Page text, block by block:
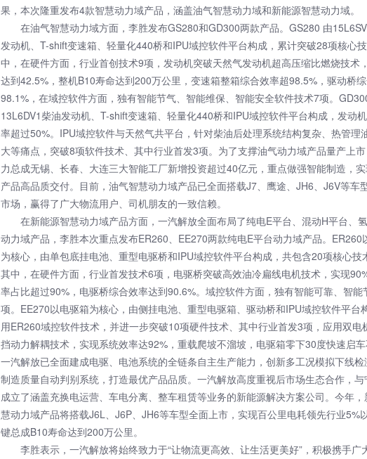
果，本次隆重发布4款智慧动力域产品，涵盖油气智慧动力域和新能源智慧动力域。
在油气智慧动力域方面，李胜发布GS280和GD300两款产品。GS280 由
发动机、T-shift变速箱、轻量化440桥和IPU域控软件平台构成，累计突破28项核心
中，在硬件方面，行业首创技术9项，发动机突破天然气发动机超高压缩比燃烧技术
达到42.5%，整机B10寿命达到200万公里，变速箱整箱综合效率超98.5%，驱动桥
98.1%，在域控软件方面，独有智能节气、智能维保、智能安全软件技术7项。
13L6DV1柴油发动机、T-shift变速箱、轻量化440桥和IPU域控软件平台构成，发动
率超过50%。IPU域控软件与天然气共平台，针对柴油后处理系统结构复杂、热管理
大等痛点，突破8项软件技术、其中行业首发3项。为了支撑油气动力域产品量产上
力总成无锡、长春、大连三大智能工厂新增投资超过40亿元，重点做强智能制造，
产品高品质交付。目前，油气智慧动力域产品已全面搭载J7、鹰途、JH6、J6V等车
市场，赢得了广大物流用户、司机朋友的一致信赖。
在新能源智慧动力域产品方面，一汽解放全面布局了纯电E平台、混动H平台、
动力域产品，李胜本次重点发布ER260、EE270两款纯电E平台动力域产品。ER260
为核心，由单包底挂电池、重型电驱桥和IPU域控软件平台构成，共包含20项核心技
其中，在硬件方面，行业首发技术6项，电驱桥突破高效油冷扁线电机技术，实现
率占比超过90%，电驱桥综合效率达到90.6%。域控软件方面，独有智能可靠、智能
项。EE270以电驱箱为核心，由侧挂电池、重型电驱箱、驱动桥和IPU域控软件平台
用ER260域控软件技术，并进一步突破10项硬件技术、其中行业首发3项，应用双电
挡动力解耦技术，实现系统效率达92%，重载爬坡不溜坡，电驱箱零下30度快速启车
一汽解放已全面建成电驱、电池系统的全链条自主生产能力，创新多工况模拟下线检
制造质量自动判别系统，打造最优产品品质。一汽解放高度重视后市场生态合作，
成立了涵盖充换电运营、车电分离、整车租赁等业务的新能源解决方案公司。今年，
慧动力域产品将搭载J6L、J6P、JH6等车型全面上市，实现百公里电耗领先行业5%
键总成B10寿命达到200万公里。
李胜表示，一汽解放将始终致力于“让物流更高效、让生活更美好”，积极携手广